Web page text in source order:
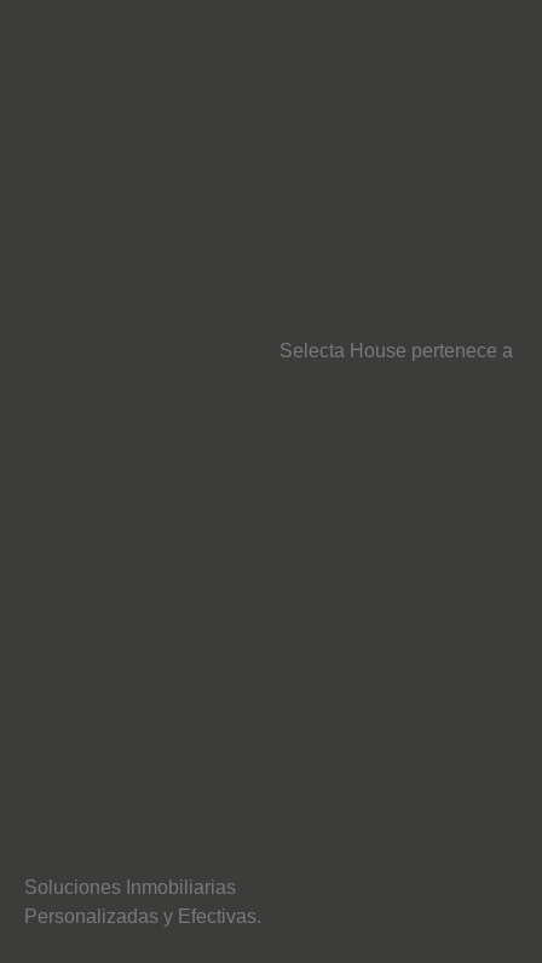
Selecta House pertenece a
Soluciones Inmobiliarias
Personalizadas y Efectivas.